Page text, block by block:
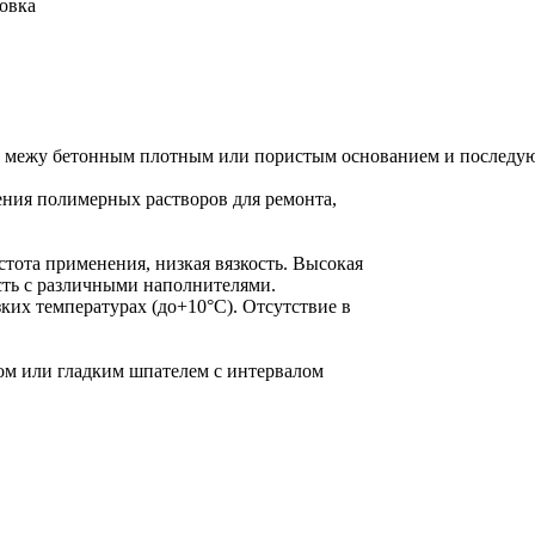
межу бетонным плотным или пористым основанием и
полимерных растворов для ремонта,
применения, низкая вязкость. Высокая
с различными наполнителями.
температурах (до+10°С). Отсутствие в
или гладким шпателем с интервалом